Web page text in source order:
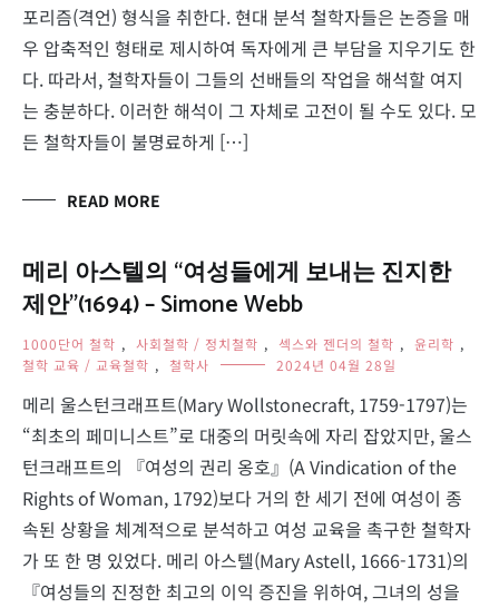
포리즘(격언) 형식을 취한다. 현대 분석 철학자들은 논증을 매
우 압축적인 형태로 제시하여 독자에게 큰 부담을 지우기도 한
다. 따라서, 철학자들이 그들의 선배들의 작업을 해석할 여지
는 충분하다. 이러한 해석이 그 자체로 고전이 될 수도 있다. 모
든 철학자들이 불명료하게 […]
READ MORE
메리 아스텔의 “여성들에게 보내는 진지한
제안”(1694) – Simone Webb
1000단어 철학 , 사회철학 / 정치철학 , 섹스와 젠더의 철학 , 윤리학 ,
철학 교육 / 교육철학 , 철학사 2024년 04월 28일
메리 울스턴크래프트(Mary Wollstonecraft, 1759-1797)는
“최초의 페미니스트”로 대중의 머릿속에 자리 잡았지만, 울스
턴크래프트의 『여성의 권리 옹호』(A Vindication of the
Rights of Woman, 1792)보다 거의 한 세기 전에 여성이 종
속된 상황을 체계적으로 분석하고 여성 교육을 촉구한 철학자
가 또 한 명 있었다. 메리 아스텔(Mary Astell, 1666-1731)의
『여성들의 진정한 최고의 이익 증진을 위하여, 그녀의 성을